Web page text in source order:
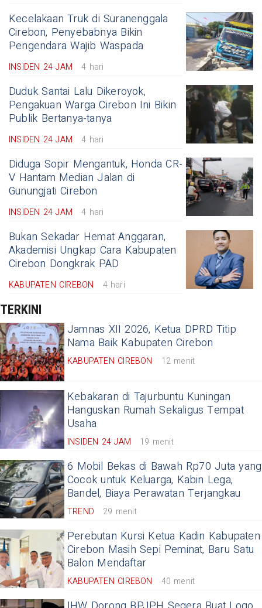
Kecelakaan Truk di Suranenggala
Cirebon, Penyebabnya Bikin
Pengendara Wajib Waspada
INSIDEN 24 JAM 4 hari
Duduk Santai Lalu Dikeroyok,
Pengakuan Warga Cirebon Ini Bikin
Publik Bertanya-tanya
INSIDEN 24 JAM 4 hari
Diduga Sopir Mengantuk, Honda CR-
V Hantam Median Jalan di
Gunungjati Cirebon
INSIDEN 24 JAM 4 hari
Bukan Sekadar Hemat Anggaran,
Akademisi Ungkap Cara Kabupaten
Cirebon Dongkrak PAD
KABUPATEN CIREBON 4 hari
TERKINI
Jamnas XII 2026, Ketua DPRD Titip
Nama Baik Kabupaten Cirebon
KABUPATEN CIREBON 12 menit
Kebakaran di Tajurbuntu Kuningan
Hanguskan Rumah Sekaligus Tempat
Usaha
INSIDEN 24 JAM 19 menit
6 Mobil Bekas di Bawah Rp70 Juta yang
Cocok untuk Keluarga, Kabin Lega,
Bandel, Biaya Perawatan Terjangkau
TREND 29 menit
Perebutan Kursi Ketua Kadin Kabupaten
Cirebon Masih Sepi Peminat, Baru Satu
Balon Mendaftar
KABUPATEN CIREBON 40 menit